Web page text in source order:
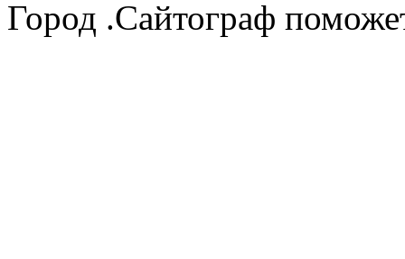
Город .Сайтограф